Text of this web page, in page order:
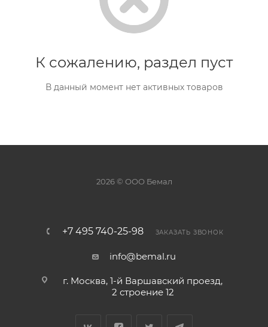
К сожалению, раздел пуст
В данный момент нет активных товаров
2026 © ООО Бемал
+7 495 740-25-98 ЗАКАЗАТЬ ЗВОНОК
info@bemal.ru
г. Москва, 1-й Варшавский проезд,
2 строение 12